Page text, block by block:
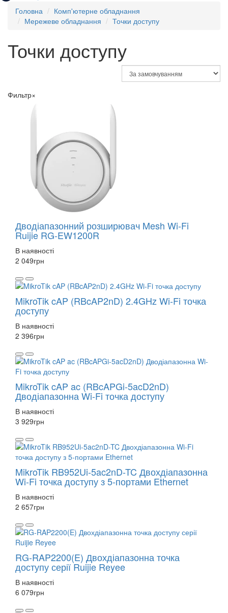
Головна
Комп'ютерне обладнання
Мережеве обладнання
Точки доступу
Точки доступу
Фильтр×
Дводіапазонний розширювач Mesh Wi-Fi
Ruijie RG-EW1200R
В наявності
2 049грн
MikroTik cAP (RBcAP2nD) 2.4GHz Wi-Fi точка
доступу
В наявності
2 396грн
MikroTik cAP ac (RBcAPGi-5acD2nD)
Дводіапазонна Wi-Fi точка доступу
В наявності
3 929грн
MikroTik RB952Ui-5ac2nD-TC Двохдіапазонна
Wi-Fi точка доступу з 5-портами Ethernet
В наявності
2 657грн
RG-RAP2200(E) Двохдіапазонна точка
доступу серії Ruijie Reyee
В наявності
6 079грн